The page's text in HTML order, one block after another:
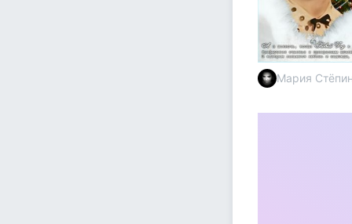
Мария